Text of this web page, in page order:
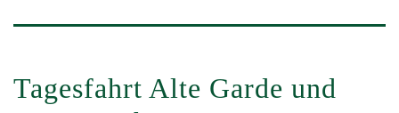
Tagesfahrt Alte Garde und